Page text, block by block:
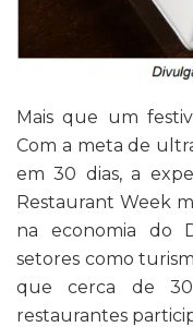
Mais que um
Com a meta de
em 30 dias, a
Restaurant Week
na economia do
setores como
que cerca de
restaurantes